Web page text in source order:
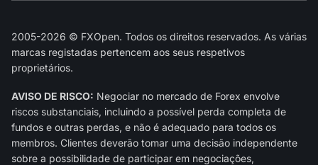
2005-2026 © FXOpen. Todos os direitos reservados. As várias
marcas registadas pertencem aos seus respetivos
proprietários.
AVISO DE RISCO: Negociar no mercado de Forex envolve
riscos substanciais, incluindo a possível perda completa de
fundos e outras perdas, e não é adequado para todos os
membros. Clientes deverão tomar uma decisão independente
sobre a possibilidade de participar em negociações,